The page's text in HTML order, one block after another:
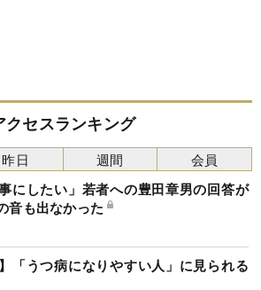
クセスランキング
にしたい」若者への豊田章男の回答が
音も出なかった
「うつ病になりやすい人」に見られる
昨日 週間 会員